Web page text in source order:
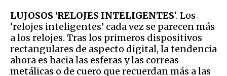
LUJOSOS ‘RELOJES INTELIGENTES‘. Los
‘relojes inteligentes’ cada vez se parecen más
a los relojes. Tras los primeros dispositivos
rectangulares de aspecto digital, la tendencia
ahora es hacia las esferas y las correas
metálicas o de cuero que recuerdan más a las